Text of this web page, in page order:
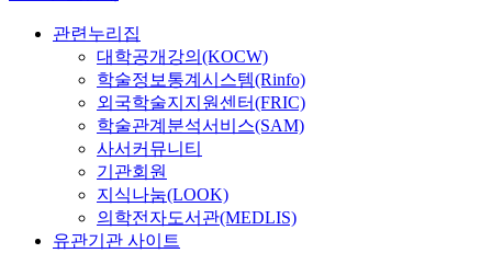
관련누리집
대학공개강의(KOCW)
학술정보통계시스템(Rinfo)
외국학술지지원센터(FRIC)
학술관계분석서비스(SAM)
사서커뮤니티
기관회원
지식나눔(LOOK)
의학전자도서관(MEDLIS)
유관기관 사이트